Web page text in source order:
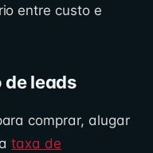
entre custo e
de leads
comprar, alugar
ataxa de